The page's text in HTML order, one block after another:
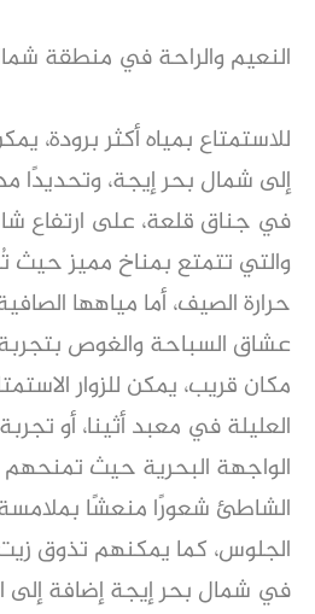
النعيم والراحة في منطقة
للاستمتاع بمياه أكثر برودة،
إلى شمال بحر إيجة، وتحديدًا
في جناق قلعة، على ارتفاع
والتي تتمتع بمناخ مميز
حرارة الصيف، أما مياهها
عشاق السباحة والغوص
مكان قريب، يمكن للزوار
العليلة في معبد أثينا، أو
الواجهة البحرية حيث تمنحهم
الشاطئ شعورًا منعشًا بملامسة
الجلوس، كما يمكنهم تذوق زيت
في شمال بحر إيجة إضافة إلى